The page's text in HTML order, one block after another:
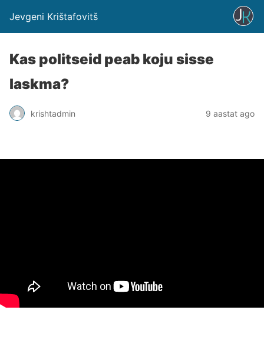
Jevgeni Krištafovitš
Kas politseid peab koju sisse
laskma?
krishtadmin 9 aastat ago